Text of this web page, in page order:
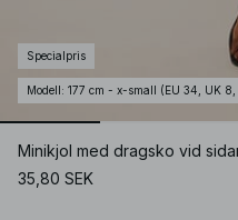
Specialpris
Modell : 177 cm - x-small (EU 34, UK
Minikjol med dragsko vid
35,80 SEK